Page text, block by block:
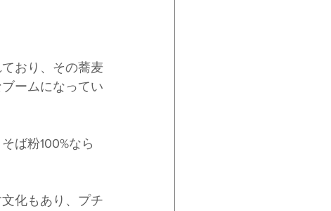
おり、その蕎麦
ームになってい
ば粉100%なら
化もあり、プチ